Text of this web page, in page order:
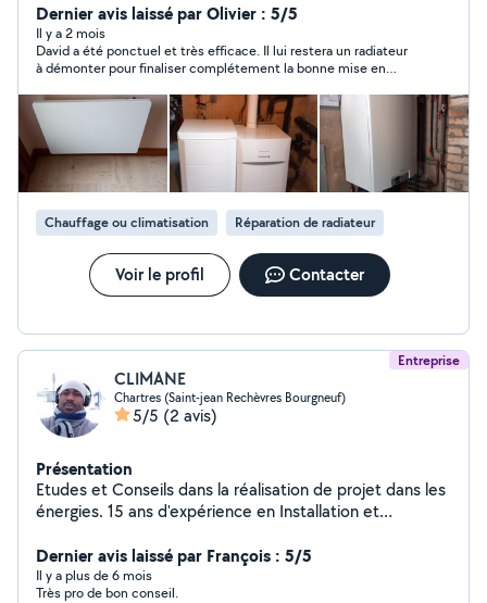
vous me contacter cordialement
Dernier avis laissé par Olivier : 5/5
Il y a 2 mois
David a été ponctuel et très efficace. Il lui restera un radiateur
à démonter pour finaliser complétement la bonne mise en
hauteur). Je le recommande donc.
Chauffage ou climatisation Réparation de radiateur
Voir le profil Contacter
Entreprise
CLIMANE
Chartres (Saint-jean Rechèvres Bourgneuf)
5/5 (2 avis)
Présentation
Etudes et Conseils dans la réalisation de projet dans les
énergies. 15 ans d'expérience en Installation et
Chaleur, Multi-split, Monosplit, Gainable Airzone et
Ventilation.
Dernier avis laissé par François : 5/5
Il y a plus de 6 mois
Très pro de bon conseil.